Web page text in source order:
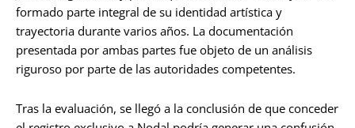
formado parte integral de su identidad artística y
trayectoria durante varios años. La documentación
presentada por ambas partes fue objeto de un análisis
riguroso por parte de las autoridades competentes.
Tras la evaluación, se llegó a la conclusión de que conceder